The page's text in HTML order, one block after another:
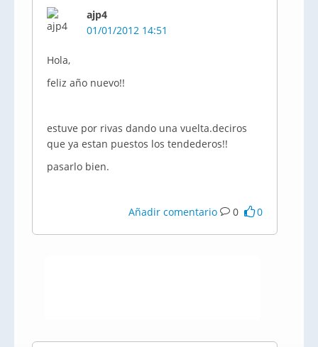
ajp4
01/01/2012 14:51
Hola,
feliz año nuevo!!
estuve por rivas dando una vuelta.deciros
que ya estan puestos los tendederos!!
pasarlo bien.
Añadir comentario 0 0